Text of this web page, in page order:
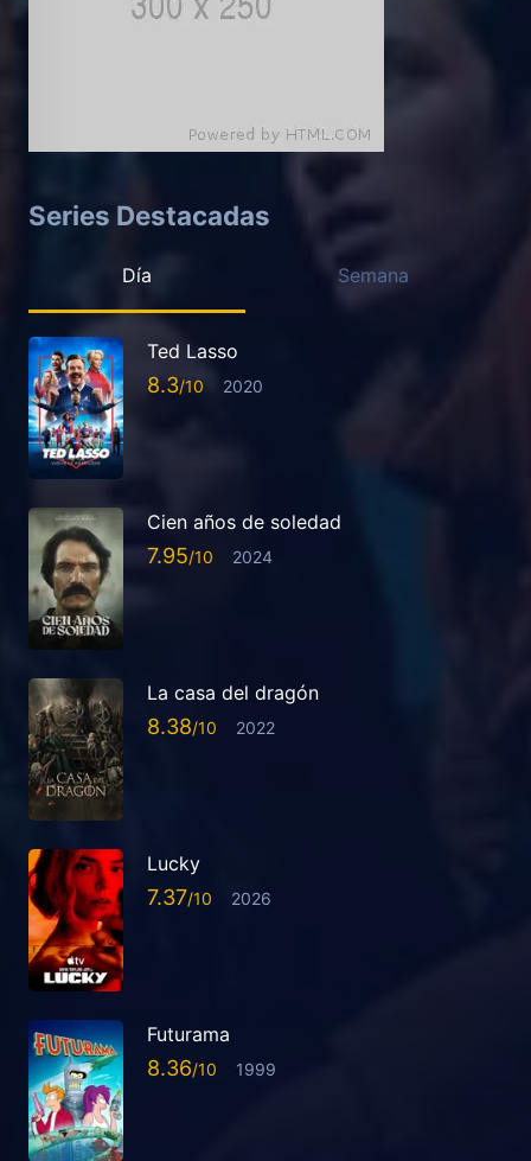
Series Destacadas
Día Semana
Ted Lasso
8.3 2020
Cien años de soledad
7.95 2024
La casa del dragón
8.38 2022
Lucky
7.37 2026
Futurama
8.36 1999